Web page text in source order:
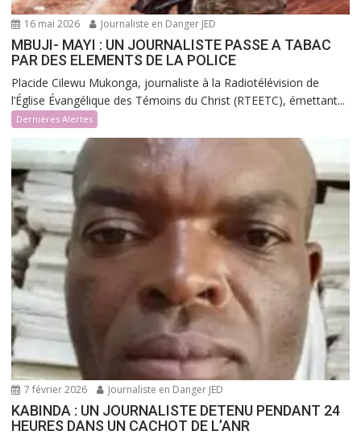
16 mai 2026 Journaliste en Danger JED
MBUJI- MAYI : UN JOURNALISTE PASSE A TABAC
PAR DES ELEMENTS DE LA POLICE
Placide Cilewu Mukonga, journaliste à la Radiotélévision de
l’Église Évangélique des Témoins du Christ (RTEETC), émettant...
Dernières Alertes
7 février 2026 Journaliste en Danger JED
KABINDA : UN JOURNALISTE DETENU PENDANT 24
HEURES DANS UN CACHOT DE L’ANR